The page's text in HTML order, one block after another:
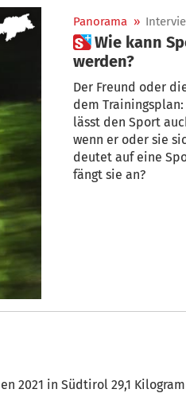
Panorama »
 Wie kann Sport zur Sucht
werden?
Der Freund oder
dem
lässt den Sport
wenn er oder sie
deutet auf eine
fängt sie an?
je 100.000